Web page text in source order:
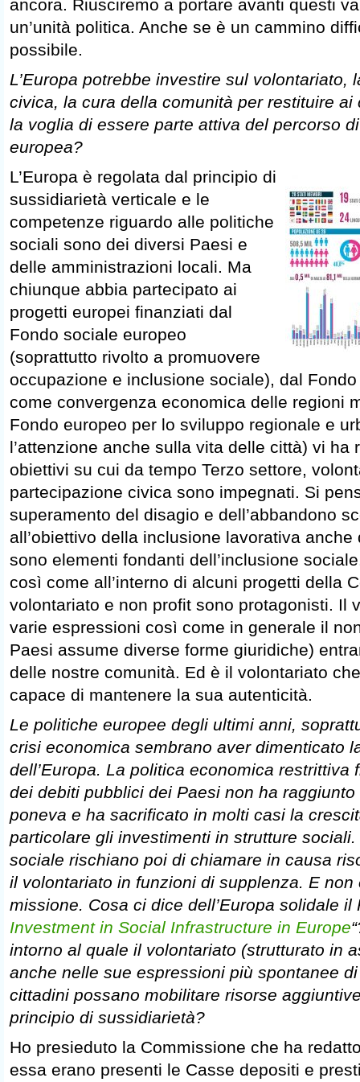
ancora. Riusciremo a portare avanti questi
un’unità politica. Anche se è un cammino
possibile.
L’Europa potrebbe investire sul volontariato,
civica, la cura della comunità per restituire
la voglia di essere parte attiva del percorso
europea?
L’Europa è regolata dal principio di
sussidiarietà verticale e le
competenze riguardo alle politiche
sociali sono dei diversi Paesi e
delle amministrazioni locali. Ma
chiunque abbia partecipato ai
progetti europei finanziati dal
Fondo sociale europeo
(soprattutto rivolto a promuovere
occupazione e inclusione sociale), dal
come convergenza economica delle regioni
Fondo europeo per lo sviluppo regionale e
l’attenzione anche sulla vita delle città) vi ha
obiettivi su cui da tempo Terzo settore,
partecipazione civica sono impegnati. Si
superamento del disagio e dell’abbandono
all’obiettivo della inclusione lavorativa
sono elementi fondanti dell’inclusione
così come all’interno di alcuni progetti della
volontariato e non profit sono protagonisti. Il
varie espressioni così come in generale il
Paesi assume diverse forme giuridiche)
delle nostre comunità. Ed è il volontariato
capace di mantenere la sua autenticità.
Le politiche europee degli ultimi anni,
crisi economica sembrano aver dimenticato
dell’Europa. La politica economica restrittiva
dei debiti pubblici dei Paesi non ha
poneva e ha sacrificato in molti casi la
particolare gli investimenti in strutture
sociale rischiano poi di chiamare in causa
il volontariato in funzioni di supplenza. E non
missione. Cosa ci dice dell’Europa solidale il
Investment in Social Infrastructure in Europe
intorno al quale il volontariato (strutturato in
anche nelle sue espressioni più spontanee
cittadini possano mobilitare risorse
principio di sussidiarietà?
Ho presieduto la Commissione che ha
essa erano presenti le Casse depositi e